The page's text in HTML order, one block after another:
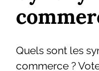
Quels sont les
commerce ?